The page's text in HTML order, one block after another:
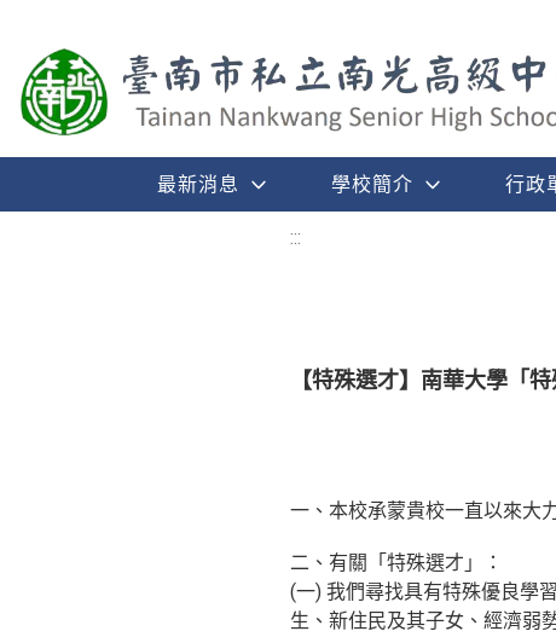
最新消息 學校簡介 行政
:::
【特殊選才】南華大學「
一、本校承蒙貴校一直以來大
二、有關「特殊選才」：
(一) 我們尋找具有特殊優良學
生、新住民及其子女、經濟弱